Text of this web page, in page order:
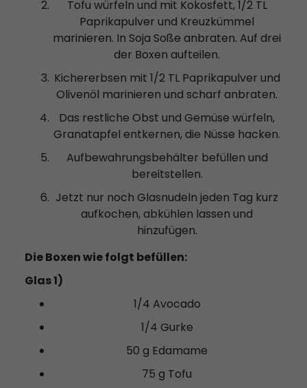
Tofu würfeln und mit Kokosfett, 1/2 TL
Paprikapulver und Kreuzkümmel
marinieren. In Soja Soße anbraten. Auf drei
der Boxen aufteilen.
Kichererbsen mit 1/2 TL Paprikapulver und
Olivenöl marinieren und scharf anbraten.
Das restliche Obst und Gemüse würfeln,
Granatapfel entkernen, die Nüsse hacken.
Aufbewahrungsbehälter befüllen und
bereitstellen.
Jetzt nur noch Glasnudeln jeden Tag kurz
aufkochen, abkühlen lassen und
hinzufügen.
Die Boxen wie folgt befüllen:
Glas 1)
1/4 Avocado
1/4 Gurke
50 g Edamame
75 g Tofu